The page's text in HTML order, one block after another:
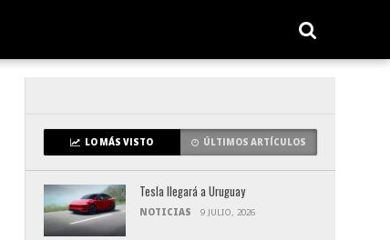
LO MÁS VISTO ÚLTIMOS ARTÍCULOS
Tesla llegará a Uruguay
NOTICIAS 9 JULIO, 2026